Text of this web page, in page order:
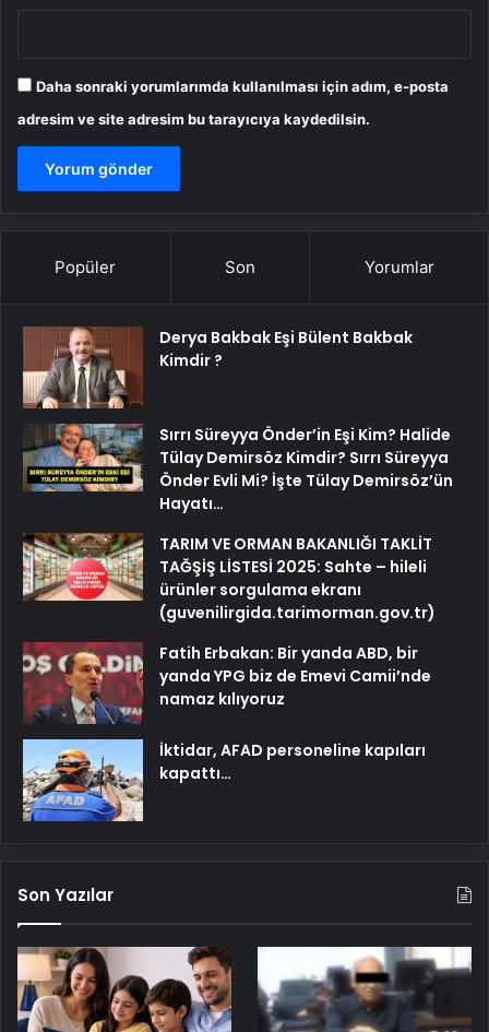
Daha sonraki yorumlarımda kullanılması için adım, e-posta
adresim ve site adresim bu tarayıcıya kaydedilsin.
Popüler Son Yorumlar
Derya Bakbak Eşi Bülent Bakbak
Kimdir ?
Sırrı Süreyya Önder’in Eşi Kim? Halide
Tülay Demirsöz Kimdir? Sırrı Süreyya
Önder Evli Mi? İşte Tülay Demirsöz’ün
Hayatı…
TARIM VE ORMAN BAKANLIĞI TAKLİT
TAĞŞİŞ LİSTESİ 2025: Sahte – hileli
ürünler sorgulama ekranı
(guvenilirgida.tarimorman.gov.tr)
Fatih Erbakan: Bir yanda ABD, bir
yanda YPG biz de Emevi Camii’nde
namaz kılıyoruz
İktidar, AFAD personeline kapıları
kapattı…
Son Yazılar